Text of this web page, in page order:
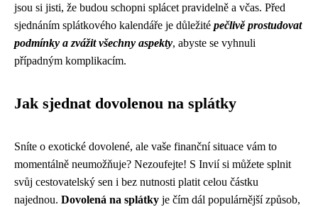
jsou si jisti, že budou schopni splácet pravidelně a včas. Před
sjednáním splátkového kalendáře je důležité pečlivě prostudovat
podmínky a zvážit všechny aspekty, abyste se vyhnuli
případným komplikacím.
Jak sjednat dovolenou na splátky
Sníte o exotické dovolené, ale vaše finanční situace vám to
momentálně neumožňuje? Nezoufejte! S Invií si můžete splnit
svůj cestovatelský sen i bez nutnosti platit celou částku
najednou. Dovolená na splátky je čím dál populárnější způsob,